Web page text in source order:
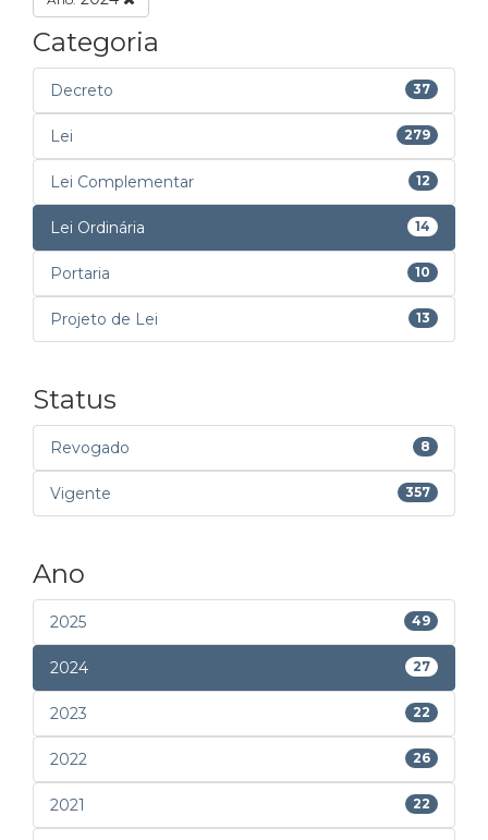
Categoria
Decreto 37
Lei 279
Lei Complementar 12
Lei Ordinária 14
Portaria 10
Projeto de Lei 13
Status
Revogado 8
Vigente 357
Ano
2025 49
2024 27
2023 22
2022 26
2021 22